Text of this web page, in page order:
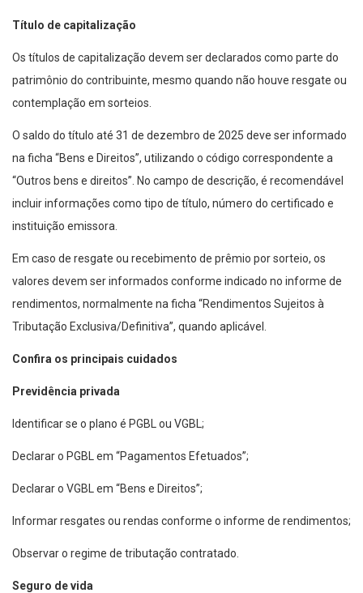
Título de capitalização
Os títulos de capitalização devem ser declarados como parte do
patrimônio do contribuinte, mesmo quando não houve resgate ou
contemplação em sorteios.
O saldo do título até 31 de dezembro de 2025 deve ser informado
na ficha “Bens e Direitos”, utilizando o código correspondente a
“Outros bens e direitos”. No campo de descrição, é recomendável
incluir informações como tipo de título, número do certificado e
instituição emissora.
Em caso de resgate ou recebimento de prêmio por sorteio, os
valores devem ser informados conforme indicado no informe de
rendimentos, normalmente na ficha “Rendimentos Sujeitos à
Tributação Exclusiva/Definitiva”, quando aplicável.
Confira os principais cuidados
Previdência privada
Identificar se o plano é PGBL ou VGBL;
Declarar o PGBL em “Pagamentos Efetuados”;
Declarar o VGBL em “Bens e Direitos”;
Informar resgates ou rendas conforme o informe de rendimentos;
Observar o regime de tributação contratado.
Seguro de vida